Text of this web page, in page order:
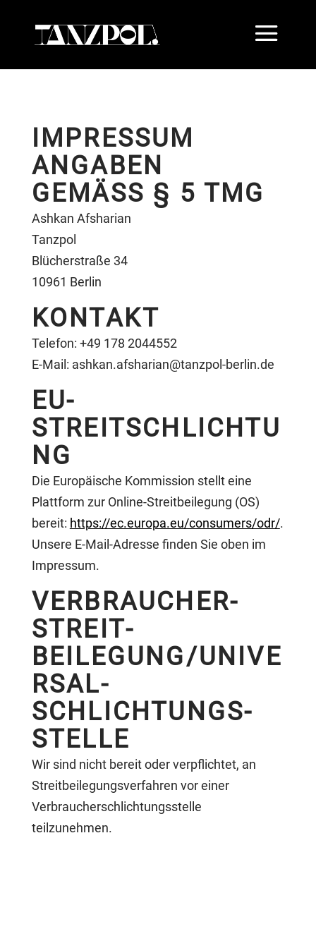
IMPRESSUM
ANGABEN
GEMÄSS § 5 TMG
Ashkan Afsharian
Tanzpol
Blücherstraße 34
10961 Berlin
KONTAKT
Telefon: +49 178 2044552
E-Mail: ashkan.afsharian@tanzpol-berlin.de
EU-
STREITSCHLICHTU
NG
Die Europäische Kommission stellt eine
Plattform zur Online-Streitbeilegung (OS)
bereit: https://ec.europa.eu/consumers/odr/.
Unsere E-Mail-Adresse finden Sie oben im
Impressum.
VERBRAUCHER­
STREIT­
BEILEGUNG/UNIVE
RSAL­
SCHLICHTUNGS­
STELLE
Wir sind nicht bereit oder verpflichtet, an
Streitbeilegungsverfahren vor einer
Verbraucherschlichtungsstelle
teilzunehmen.